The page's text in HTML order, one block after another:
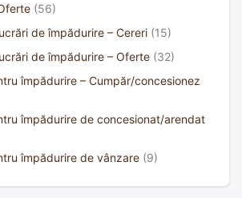
(56)
de împădurire – Cereri (15)
de împădurire – Oferte (32)
împădurire – Cumpăr/concesionez
împădurire de concesionat/arendat
împădurire de vânzare (9)